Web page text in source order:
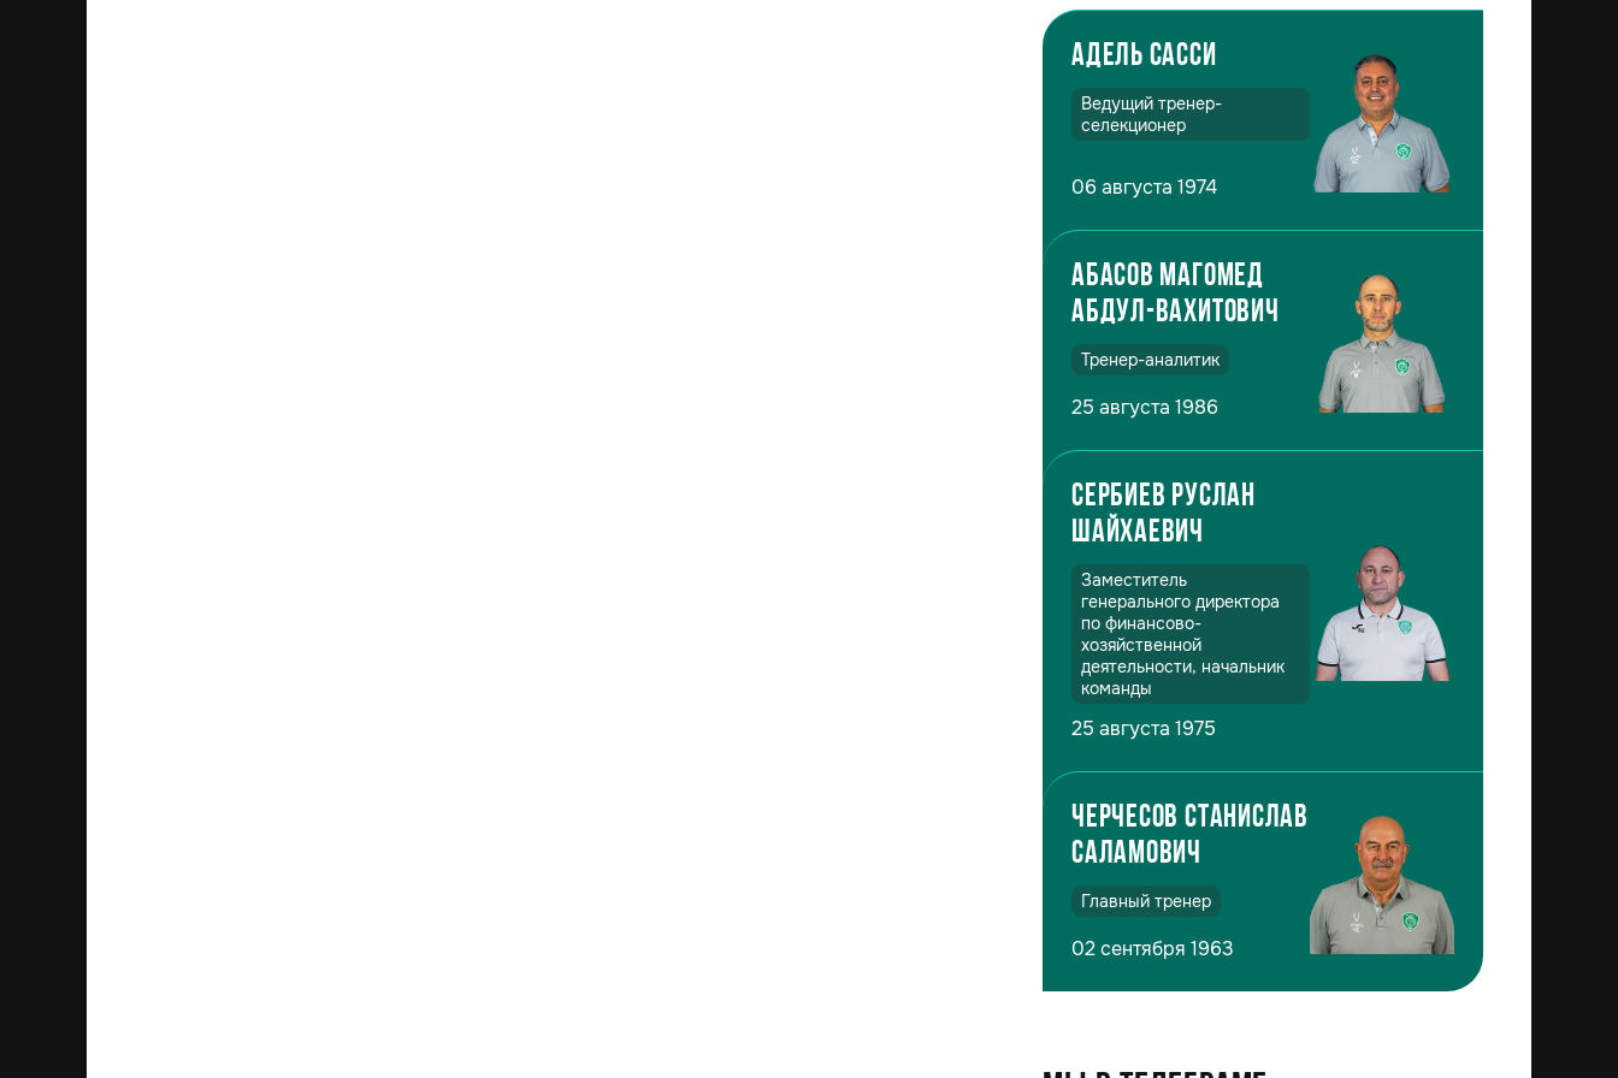
Адель Сасси
Ведущий тренер-
селекционер
06 августа 1974
Абасов Магомед
Абдул-Вахитович
Тренер-аналитик
25 августа 1986
Сербиев Руслан
Шайхаевич
Заместитель
генерального директора
по финансово-
хозяйственной
деятельности, начальник
команды
25 августа 1975
Черчесов Станислав
Саламович
Главный тренер
02 сентября 1963